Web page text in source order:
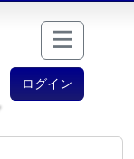
ログイン